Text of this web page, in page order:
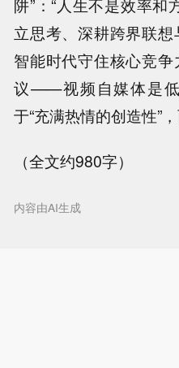
立思考、深耕跨界联
智能时代守住核心竞
议——视频自媒体是
于“充满热情的创造性”
（全文约980字）
内容由AI生成